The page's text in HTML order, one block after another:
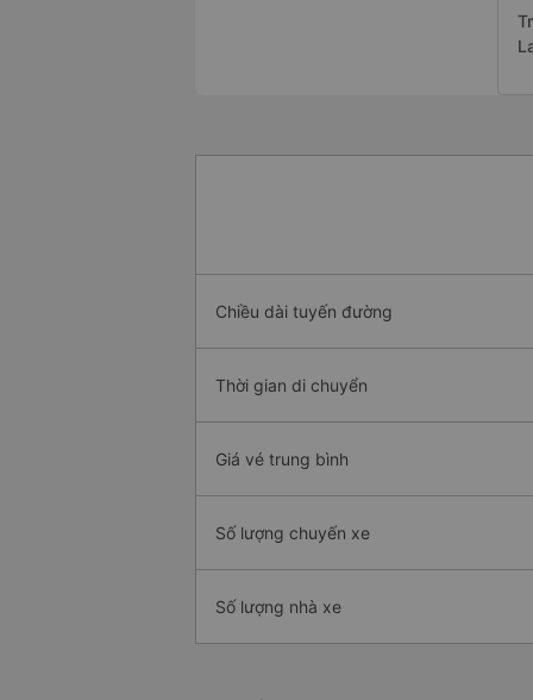
Chiều dài tuyến đường
Thời gian di chuyển
Giá vé trung bình
Số lượng chuyến xe
Số lượng nhà xe